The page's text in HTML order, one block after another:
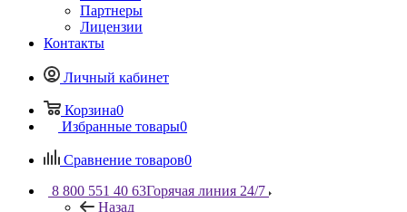
Партнеры
Лицензии
Контакты
Личный кабинет
Корзина0
Избранные товары0
Сравнение товаров0
8 800 551 40 63Горячая линия 24/7
Назад